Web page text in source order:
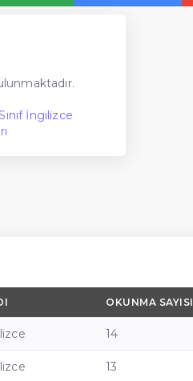
İngilizce
OKUNMA SAYISI
14
13